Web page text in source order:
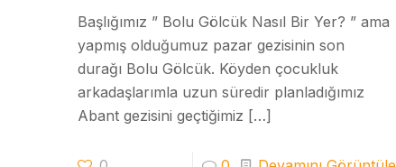
Başlığımız ” Bolu Gölcük Nasıl Bir Yer? ” ama
yapmış olduğumuz pazar gezisinin son
durağı Bolu Gölcük. Köyden çocukluk
arkadaşlarımla uzun süredir planladığımız
Abant gezisini geçtiğimiz […]